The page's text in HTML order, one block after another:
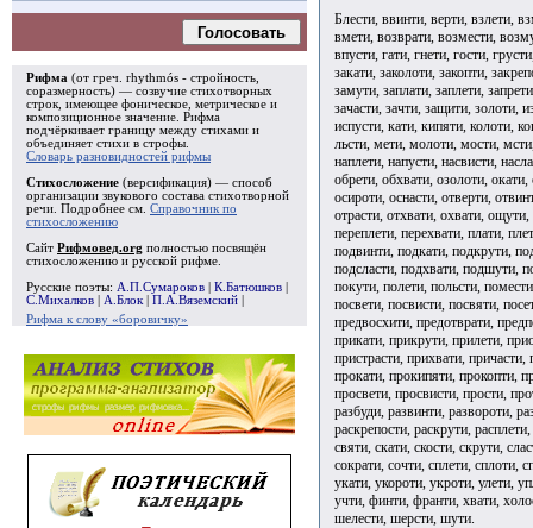
Голосовать
Рифма (от греч. rhythmós - стройность,
соразмерность) — созвучие стихотворных
строк, имеющее фоническое, метрическое и
композиционное значение. Рифма
подчёркивает границу между стихами и
объединяет стихи в строфы
Словарь разновидностей рифмы
Стихосложение (версификация) — способ
организации звукового состава стихотворной
речи. Подробнее см. Справочник по
стихосложению
Сайт Рифмовед.org полностью посвящён
стихосложению и русской рифме.
Русские поэты: А.П.Сумароков К.Батюшков
С.Михалков
А.Блок П.А.Вяземский
Рифма к слову «боровичку»
Блести, ввинти, верти, взлети,
вмети, возврати, возмести,
впусти, гати, гнети, гости,
закати, заколоти, закопти,
замути, заплати, заплети,
зачасти, зачти, защити, золоти,
испусти, кати, кипяти, колоти,
льсти, мети, молоти, мости,
наплети, напусти, насвисти,
обрети, обхвати, озолоти,
осироти, оснасти, отверти,
отрасти, отхвати, охвати,
переплети, перехвати, плати,
подвинти, подкати, подкрути,
подсласти, подхвати, подшути,
покути, полети, польсти,
посвети, посвисти, посвяти,
предвосхити, предотврати,
прикати, прикрути, прилети,
пристрасти, прихвати,
прокати, прокипяти, прокопти,
просвети, просвисти, прости,
разбуди, развинти, развороти,
раскрепости, раскрути,
святи, скати, скости, скрути,
сократи, сочти, сплети, сплоти,
укати, укороти, укроти, улети,
учти, финти, франти, хвати,
шелести, шерсти, шути.